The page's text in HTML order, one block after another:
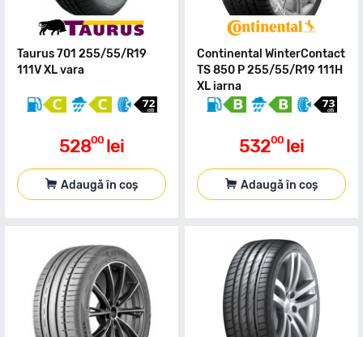
Taurus 701 255/55/R19
111V XL vara
52800 lei
Adaugă în coș
Continental WinterContact
TS 850 P 255/55/R19 111H
XL iarna
53200 lei
Adaugă în coș